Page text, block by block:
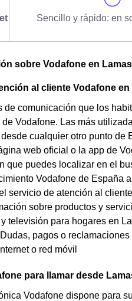
Sencillo y rápido: en
sobre Vodafone en
al cliente Vodafone en
de comunicación que los
Vodafone. Las más
cualquier otro punto de
web oficial o la app de
que puedes localizar en el
Vodafone de España
servicio de atención al
sobre productos y
televisión para hogares en
pagos o
o red móvil
para llamar desde
Vodafone dispone para